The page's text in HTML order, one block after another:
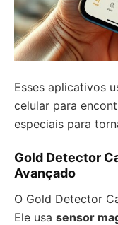
Esses aplicativos
celular para
especiais para
Gold Detector
Avançado
O Gold Detector
Ele usa sensor